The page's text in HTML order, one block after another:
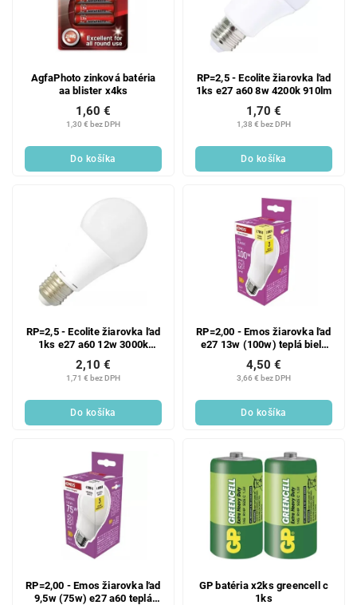
AgfaPhoto zinková batéria
aa blister x4ks
1,30 € bez DPH
1,60 €
Do košíka
RP=2,5 - Ecolite žiarovka ľad
1ks e27 a60 8w 4200k 910lm
1,38 € bez DPH
1,70 €
Do košíka
RP=2,5 - Ecolite žiarovka ľad
1ks e27 a60 12w 3000k
1,71 € bez DPH
2,10 €
Do košíka
RP=2,00 - Emos žiarovka ľad
e27 13w (100w) teplá biela
3,66 € bez DPH
4,50 €
Do košíka
RP=2,00 - Emos žiarovka ľad
9,5w (75w) e27 a60 teplá
GP batéria x2ks greencell c
1ks